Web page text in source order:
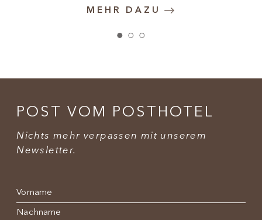
MEHR DAZU
POST VOM POSTHOTEL
Nichts mehr verpassen mit unserem
Newsletter.
Name
Nachname